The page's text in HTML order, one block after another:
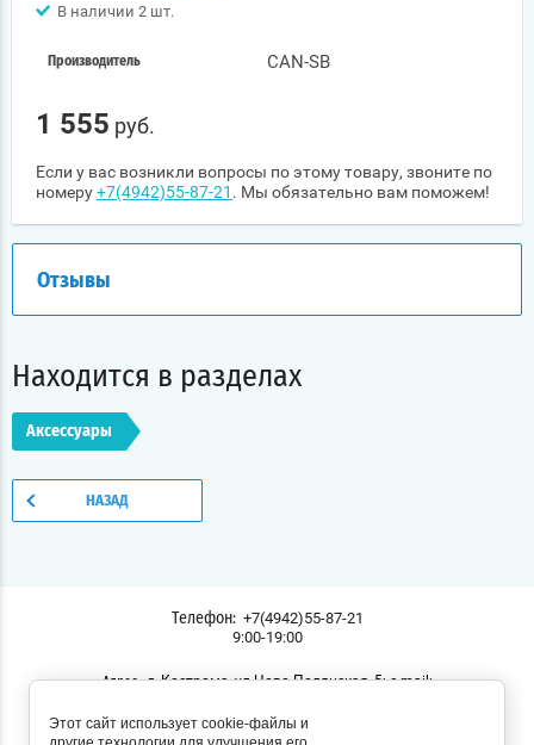
В наличии 2 шт.
Производитель CAN-SB
1 555 руб.
Если у вас возникли вопросы по этому товару, звоните по
номеру+7(4942)55-87-21 . Мы обязательно вам поможем!
Отзывы
Находится в разделах
Аксессуары
НАЗАД
Телефон: +7(4942)55-87-21
9:00-19:00
Адрес: г. Кострома, ул.Ново-Полянская, 5; e-mail:
Мы в соц. сетях:
Этот сайт использует cookie-файлы и